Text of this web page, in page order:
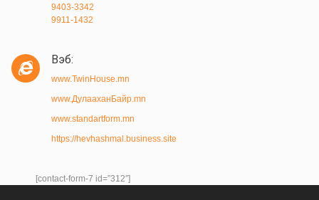
9403-3342
9911-1432
Вэб:
www.TwinHouse.mn
www.ДулааханБайр.mn
www.standartform.mn
https://hevhashmal.business.site
[contact-form-7 id=”312″]